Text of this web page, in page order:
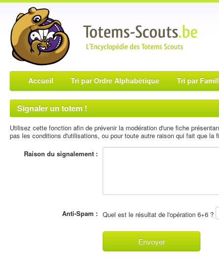
Accueil Tri par Ordre Alphabétique Tri par
Signaler un totem !
Utilisez cette fonction afin de prévenir la modération d'une fiche
pas les conditions d'utilisations, ou pour toute autre raison qui fait que la
Raison du signalement :
Anti-Spam : Quel est le résultat de l'opération 6+6 ?